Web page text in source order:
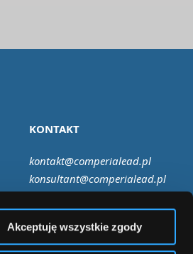
Akceptuję wszystkie zgody
KONTAKT
kontakt@comperialead.pl
konsultant@comperialead.pl